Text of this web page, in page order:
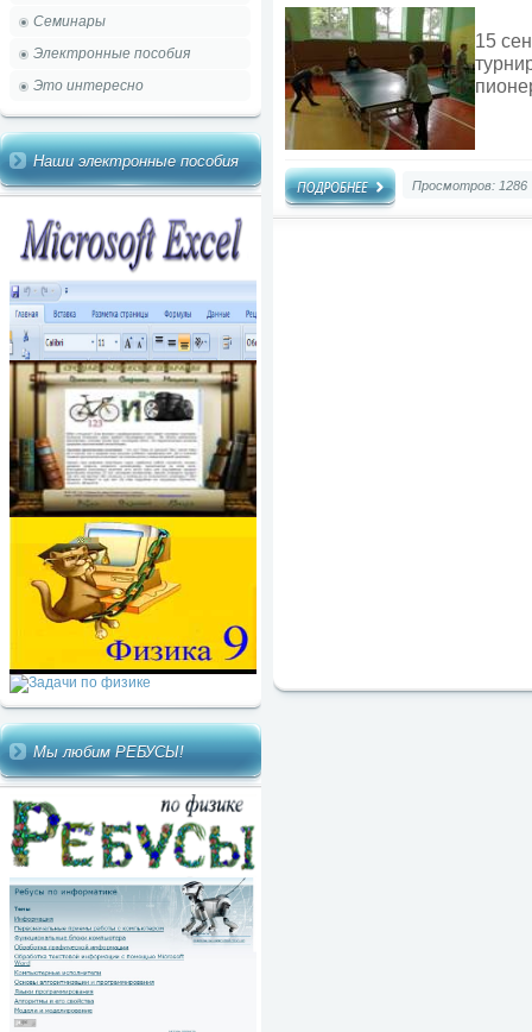
Семинары
Электронные пособия
Это интересно
Наши электронные пособия
Мы любим РЕБУСЫ!
15
Просмотров: 1286